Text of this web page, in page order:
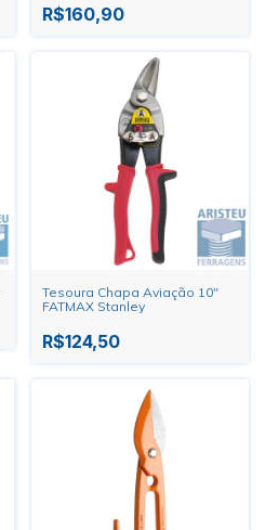
R$160,90
Tesoura Chapa Aviação 10"
FATMAX Stanley
R$124,50